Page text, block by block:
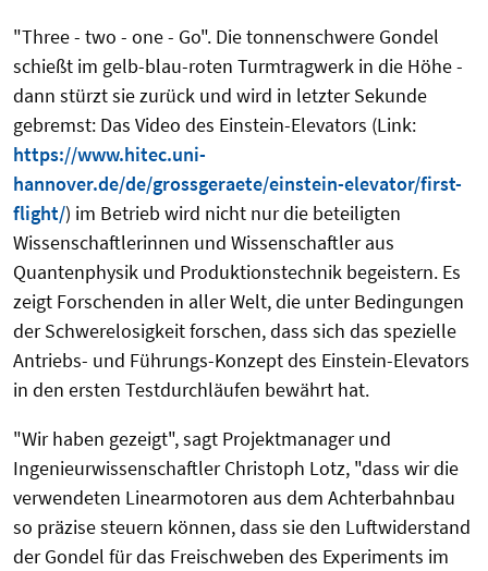
"Three - two - one - Go". Die tonnenschwere Gondel
schießt im gelb-blau-roten Turmtragwerk in die Höhe -
dann stürzt sie zurück und wird in letzter Sekunde
gebremst: Das Video des Einstein-Elevators (Link:
https://www.hitec.uni-
hannover.de/de/grossgeraete/einstein-elevator/first-
flight/) im Betrieb wird nicht nur die beteiligten
Wissenschaftlerinnen und Wissenschaftler aus
Quantenphysik und Produktionstechnik begeistern. Es
zeigt Forschenden in aller Welt, die unter Bedingungen
der Schwerelosigkeit forschen, dass sich das spezielle
Antriebs- und Führungs-Konzept des Einstein-Elevators
in den ersten Testdurchläufen bewährt hat.
"Wir haben gezeigt", sagt Projektmanager und
Ingenieurwissenschaftler Christoph Lotz, "dass wir die
verwendeten Linearmotoren aus dem Achterbahnbau
so präzise steuern können, dass sie den Luftwiderstand
der Gondel für das Freischweben des Experiments im